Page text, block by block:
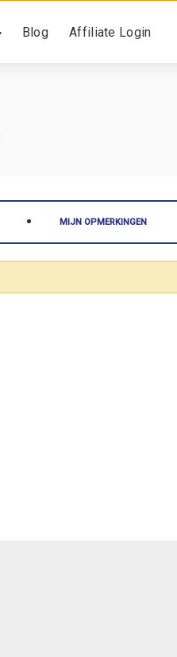
Blog Affiliate Login
MIJN OPMERKINGEN